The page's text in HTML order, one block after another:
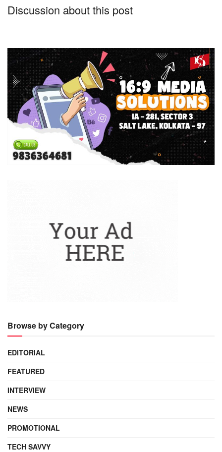
Discussion about this post
Browse by Category
EDITORIAL
FEATURED
INTERVIEW
NEWS
PROMOTIONAL
TECH SAVVY